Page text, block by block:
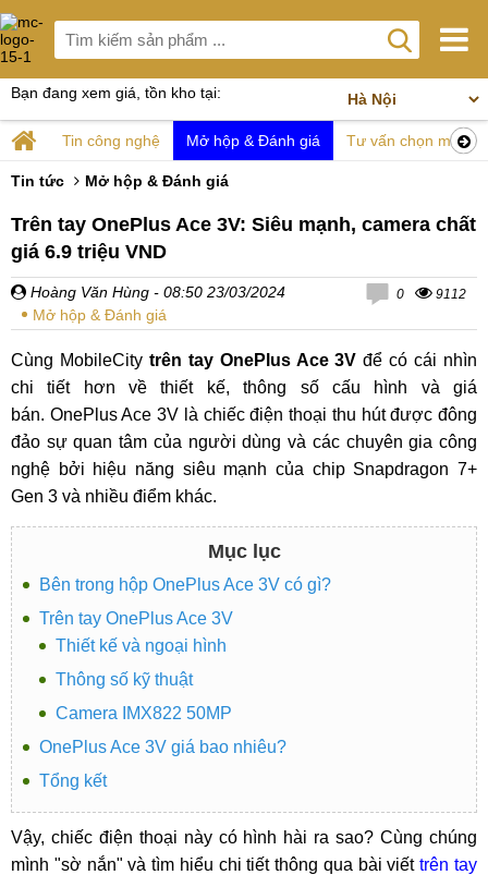
Bạn đang xem giá, tồn kho tại:
Tin công nghệ Mở hộp & Đánh giá Tư vấn chọn mua
Tin tức Mở hộp & Đánh giá
Trên tay OnePlus Ace 3V: Siêu mạnh, camera chất
giá 6.9 triệu VND
Hoàng Văn Hùng - 08:50 23/03/2024
Mở hộp & Đánh giá
0 9112
Cùng MobileCity trên tay OnePlus Ace 3V để có cái nhìn
chi tiết hơn về thiết kế, thông số cấu hình và giá
bán. OnePlus Ace 3V là chiếc điện thoại thu hút được đông
đảo sự quan tâm của người dùng và các chuyên gia công
nghệ bởi hiệu năng siêu mạnh của chip Snapdragon 7+
Gen 3 và nhiều điểm khác.
Mục lục
Bên trong hộp OnePlus Ace 3V có gì?
Trên tay OnePlus Ace 3V
Thiết kế và ngoại hình
Thông số kỹ thuật
Camera IMX822 50MP
OnePlus Ace 3V giá bao nhiêu?
Tổng kết
Vậy, chiếc điện thoại này có hình hài ra sao? Cùng chúng
mình "sờ nắn" và tìm hiểu chi tiết thông qua bài viếttrên tay